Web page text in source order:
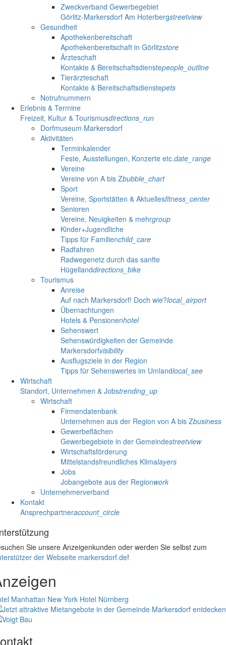
Zweckverband Gewerbegebiet
Görlitz-Markersdorf Am Hoterbergstreetview
Gesundheit
Apothekenbereitschaft
Apothekenbereitschaft in Görlitzstore
Ärzteschaft
Kontakte & Bereitschaftsdienstepeople_outline
Tierärzteschaft
Kontakte & Bereitschaftsdienstepets
Notrufnummern
Erlebnis & Termine
Freizeit, Kultur & Tourismusdirections_run
Dorfmuseum Markersdorf
Aktivitäten
Terminkalender
Feste, Ausstellungen, Konzerte etc.date_range
Vereine
Vereine von A bis Zbubble_chart
Sport
Vereine, Sportstätten & Aktuellesfitness_center
Senioren
Vereine, Neuigkeiten & mehrgroup
Kinder+Jugendliche
Tipps für Familienchild_care
Radfahren
Radwegenetz durch das sanfte
Hügellanddirections_bike
Tourismus
Anreise
Auf nach Markersdorf! Doch wie?local_airport
Übernachtungen
Hotels & Pensionenhotel
Sehenswert
Sehenswürdigkeiten der Gemeinde
Markersdorfvisibility
Ausflugsziele in der Region
Tipps für Sehenswertes im Umlandlocal_see
Wirtschaft
Standort, Unternehmen & Jobstrending_up
Wirtschaft
Firmendatenbank
Unternehmen aus der Region von A bis Zbusiness
Gewerbeflächen
Gewerbegebiete in der Gemeindestreetview
Wirtschaftsförderung
Mittelstandsfreundliches Klimalayers
Jobs
Jobangebote aus der Regionwork
Unternehmerverband
Kontakt
Ansprechpartneraccount_circle
Sie unsere Anzeigenkunden oder werden Sie selbst zum
der Webseite markersdorf.de!
Manhattan New York Hotel Nürnberg